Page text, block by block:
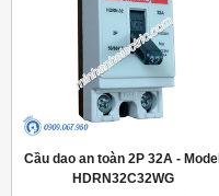
Cầu dao an toàn 2P 32A - Model
HDRN32C32WG